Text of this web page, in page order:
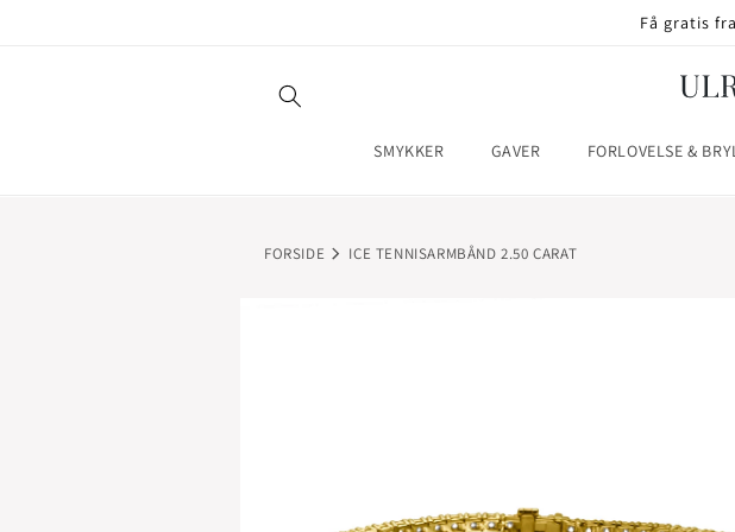
Få gratis
SMYKKER GAVER FORLOVELSE &
FORSIDE ICE TENNISARMBÅND 2.50 CARAT